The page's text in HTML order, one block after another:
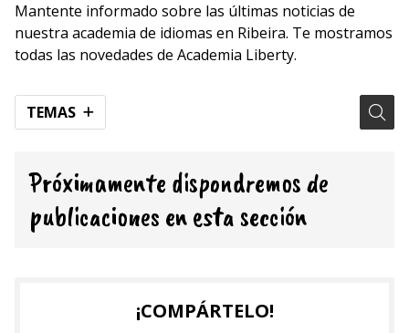
Mantente informado sobre las últimas noticias de
nuestra academia de idiomas en Ribeira. Te mostramos
todas las novedades de Academia Liberty.
TEMAS
Próximamente dispondremos de
publicaciones en esta sección
¡COMPÁRTELO!